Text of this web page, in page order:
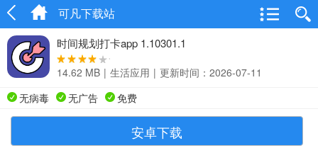
可凡下载站
时间规划打卡app 1.10301.1
14.62 MB | 生活应用 | 更新时间：2026-07-11
无病毒
无广告 免费
安卓下载